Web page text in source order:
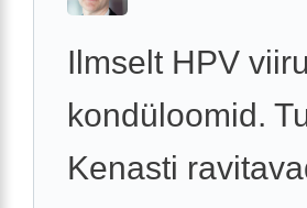
Ilmselt HPV
kondüloomid.
Kenasti